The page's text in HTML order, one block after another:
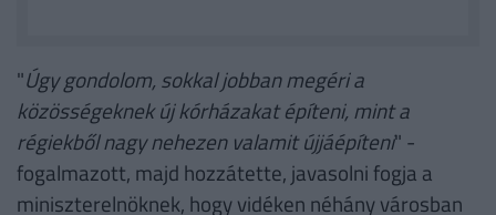
"Úgy gondolom, sokkal jobban megéri a
közösségeknek új kórházakat építeni, mint a
régiekből nagy nehezen valamit újjáépíteni" -
fogalmazott, majd hozzátette, javasolni fogja a
miniszterelnöknek, hogy vidéken néhány városban